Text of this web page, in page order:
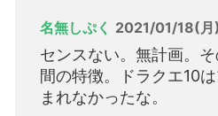
名無しぷく 2021/01/18(
センスない。無計画。
間の特徴。ドラクエ10
まれなかったな。